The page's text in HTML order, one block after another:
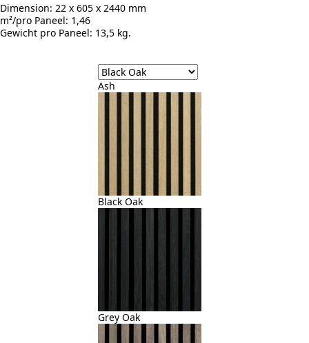
Dimension: 22 x 605 x 2440 mm
m²/pro Paneel: 1,46
Gewicht pro Paneel: 13,5 kg.
Ash
Black Oak
Grey Oak